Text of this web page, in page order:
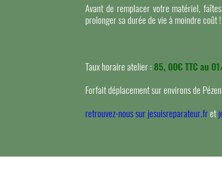
Avant de remplacer votre matériel,
prolonger sa durée de vie à moindre coût !
Taux horaire atelier : 85, 00€ TTC au
Forfait déplacement sur environs de
retrouvez-nous sur jesuisreparateur.fret